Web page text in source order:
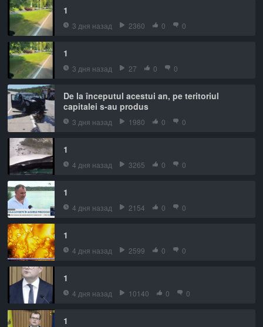
1
3 дня назад 2360 0 0
1
3 дня назад 27 0 0
De la începutul acestui an, pe teritoriul
capitalei s-au produs
3 дня назад 1980 0 0
1
4 дня назад 3265 0 0
1
4 дня назад 2154 0 0
1
4 дня назад 2599 0 0
1
4 дня назад 10140 0 0
1